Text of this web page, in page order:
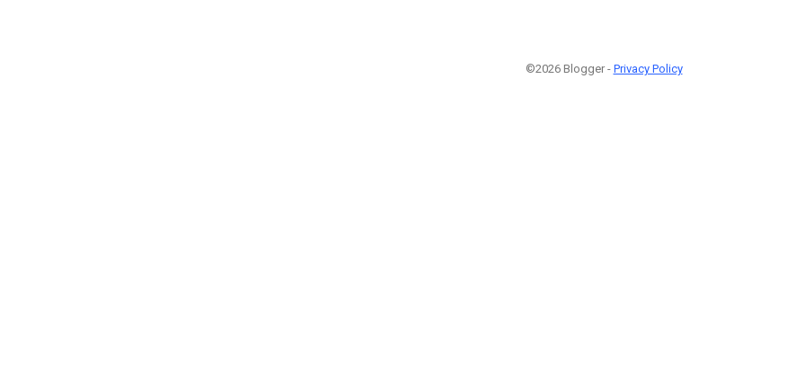
©2026 Blogger - Privacy Policy